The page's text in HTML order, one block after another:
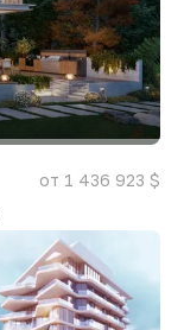
от 1 436 923 $